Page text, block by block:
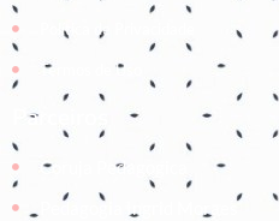
Política de Privacidade
Termos de Uso
Parceiros
Coruja Pedagogica
Pedagogia Ingrid Moraes